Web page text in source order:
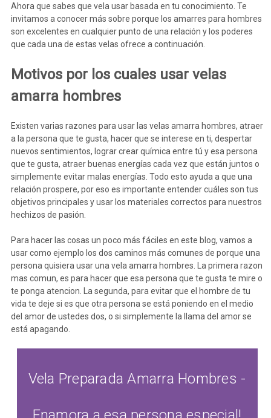
Ahora que sabes que vela usar basada en tu conocimiento. Te
invitamos a conocer más sobre porque los amarres para hombres
son excelentes en cualquier punto de una relación y los poderes
que cada una de estas velas ofrece a continuación.
Motivos por los cuales usar velas
amarra hombres
Existen varias razones para usar las velas amarra hombres, atraer
a la persona que te gusta, hacer que se interese en ti, despertar
nuevos sentimientos, lograr crear química entre tú y esa persona
que te gusta, atraer buenas energías cada vez que están juntos o
simplemente evitar malas energías. Todo esto ayuda a que una
relación prospere, por eso es importante entender cuáles son tus
objetivos principales y usar los materiales correctos para nuestros
hechizos de pasión.
Para hacer las cosas un poco más fáciles en este blog, vamos a
usar como ejemplo los dos caminos más comunes de porque una
persona quisiera usar una vela amarra hombres. La primera razon
mas comun, es para hacer que esa persona que te gusta te mire o
te ponga atencion. La segunda, para evitar que el hombre de tu
vida te deje si es que otra persona se está poniendo en el medio
del amor de ustedes dos, o si simplemente la llama del amor se
está apagando.
Vela Preparada Amarra Hombres -